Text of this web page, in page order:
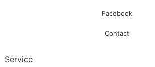
Facebook
Contact
Service